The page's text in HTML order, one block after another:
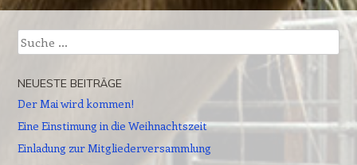
Suche
NEUESTE BEITRÄGE
Der Mai wird kommen!
Eine Einstimung in die Weihnachtszeit
Einladung zur Mitgliederversammlung